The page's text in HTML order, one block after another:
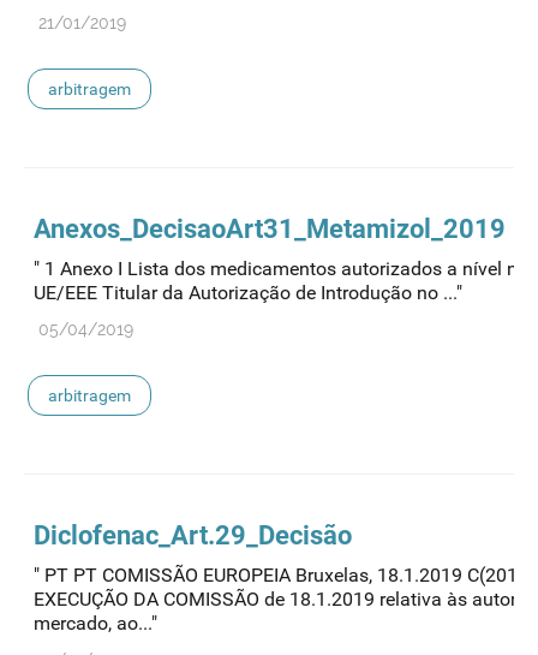
21/01/2019
arbitragem
Anexos_DecisaoArt31_Metamizol_2019
" 1 Anexo I Lista dos medicamentos autorizados a nível
UE/EEE Titular da Autorização de Introdução no ..."
05/04/2019
arbitragem
Diclofenac_Art.29_Decisão
" PT PT COMISSÃO EUROPEIA Bruxelas, 18.1.2019
EXECUÇÃO DA COMISSÃO de 18.1.2019 relativa às
mercado, ao..."